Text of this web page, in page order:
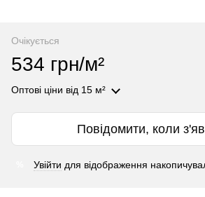
Очікується
534 грн/м²
Оптові ціни від 15 м²
Повідомити, коли
Увійти для відображення